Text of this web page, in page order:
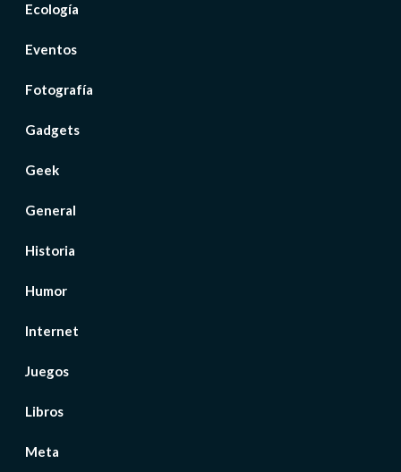
Ecología
Eventos
Fotografía
Gadgets
Geek
General
Historia
Humor
Internet
Juegos
Libros
Meta